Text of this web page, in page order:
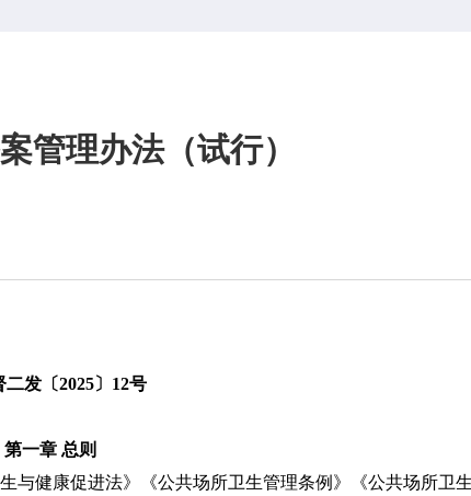
市州动态
图片集锦
预警信息
管理办法（试行）
二发〔2025〕 12号
第一章 总则
与健康促进法》《公共场所卫生管理条例》《公共场所卫